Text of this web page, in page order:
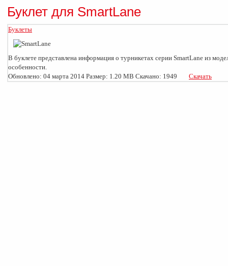
Буклет для SmartLane
Буклеты
В буклете представлена информация о турникетах серии SmartLane из
особенности.
Обновлено: 04 марта 2014 Размер: 1.20 MB Скачано: 1949 Скачать